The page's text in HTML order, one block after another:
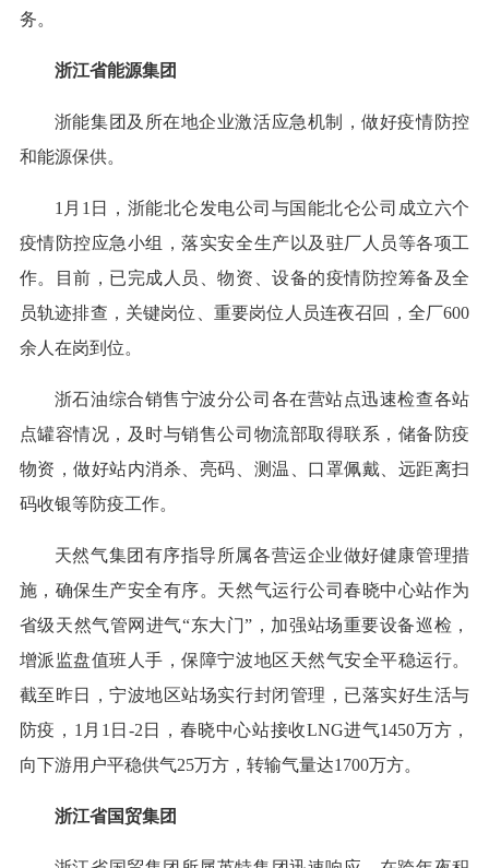
务。
浙江省能源集团
浙能集团及所在地企业激活应急机制，做好疫情防控
和能源保供。
1月1日，浙能北仑发电公司与国能北仑公司成立六个
疫情防控应急小组，落实安全生产以及驻厂人员等各项工
作。目前，已完成人员、物资、设备的疫情防控筹备及全
员轨迹排查，关键岗位、重要岗位人员连夜召回，全厂600
余人在岗到位。
浙石油综合销售宁波分公司各在营站点迅速检查各站
点罐容情况，及时与销售公司物流部取得联系，储备防疫
物资，做好站内消杀、亮码、测温、口罩佩戴、远距离扫
码收银等防疫工作。
天然气集团有序指导所属各营运企业做好健康管理措
施，确保生产安全有序。天然气运行公司春晓中心站作为
省级天然气管网进气“东大门”，加强站场重要设备巡检，
增派监盘值班人手，保障宁波地区天然气安全平稳运行。
截至昨日，宁波地区站场实行封闭管理，已落实好生活与
防疫，1月1日-2日，春晓中心站接收LNG进气1450万方，
向下游用户平稳供气25万方，转输气量达1700万方。
浙江省国贸集团